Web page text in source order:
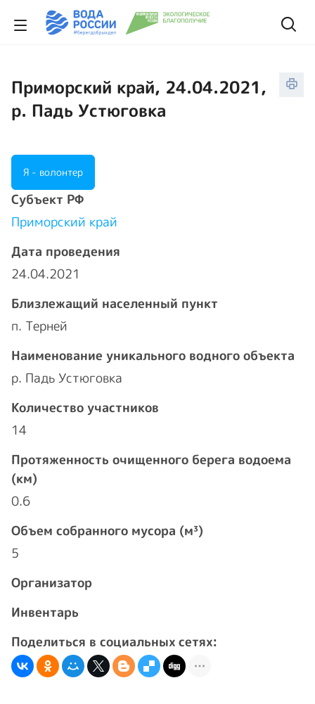
Приморский край, 24.04.2021,
р. Падь Устюговка
Я - волонтер
Cубъект РФ
Приморский край
Дата проведения
24.04.2021
Близлежащий населенный пункт
п. Терней
Наименование уникального водного объекта
р. Падь Устюговка
Количество участников
14
Протяженность очищенного берега водоема
(км)
0.6
Объем собранного мусора (м³)
5
Организатор
Инвентарь
Поделиться в социальных сетях: